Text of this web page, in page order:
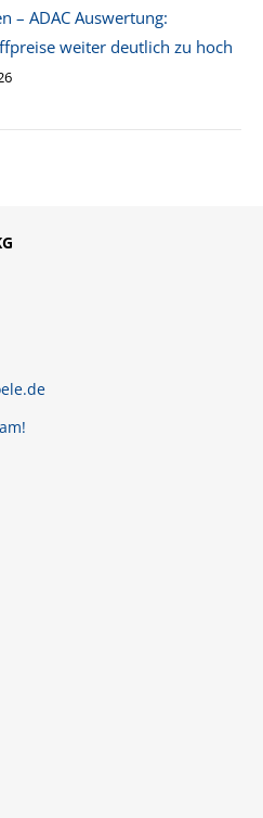
– ADAC Auswertung:
weiter deutlich zu hoch